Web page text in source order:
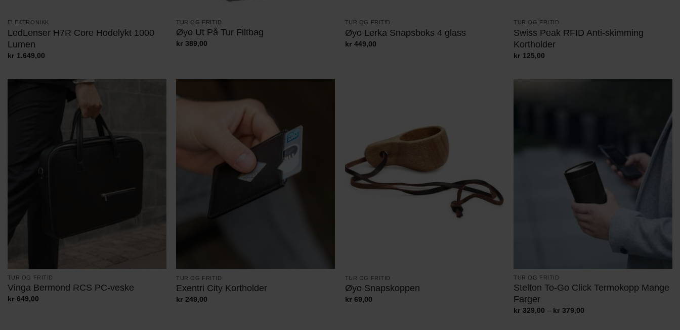
ELEKTRONIKK
LedLenser H7R Core Hodelykt 1000
Lumen
kr 1.649,00
TUR OG FRITID
Øyo Ut På Tur Filtbag
kr 389,00
TUR OG FRITID
Øyo Lerka Snapsboks 4 glass
kr 449,00
TUR OG FRITID
Swiss Peak RFID Anti-skimming
Kortholder
kr 125,00
TUR OG FRITID
Vinga Bermond RCS PC-veske
kr 649,00
TUR OG FRITID
Exentri City Kortholder
kr 249,00
TUR OG FRITID
Øyo Snapskoppen
kr 69,00
TUR OG FRITID
Stelton To-Go Click Termokopp Mange
Farger
kr 329,00 – kr 379,00